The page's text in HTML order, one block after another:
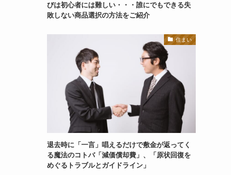
びは初心者には難しい・・・誰にでもできる失
敗しない商品選択の方法をご紹介
住まい
退去時に「一言」唱えるだけで敷金が返ってく
る魔法のコトバ「減価償却費」、「原状回復を
めぐるトラブルとガイドライン」